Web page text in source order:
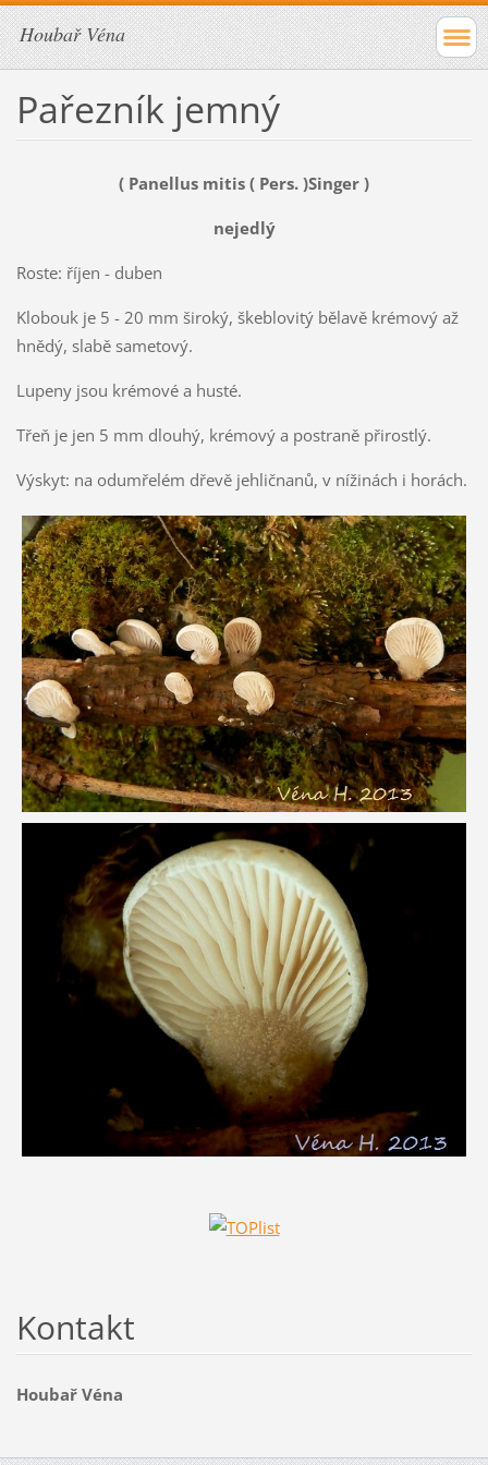
Houbař Véna
Pařezník jemný
( Panellus mitis ( Pers. )Singer )
nejedlý
Roste: říjen - duben
Klobouk je 5 - 20 mm široký, škeblovitý bělavě krémový až
hnědý, slabě sametový.
Lupeny jsou krémové a husté.
Třeň je jen 5 mm dlouhý, krémový a postraně přirostlý.
Výskyt: na odumřelém dřevě jehličnanů, v nížinách i horách.
Kontakt
Houbař Véna